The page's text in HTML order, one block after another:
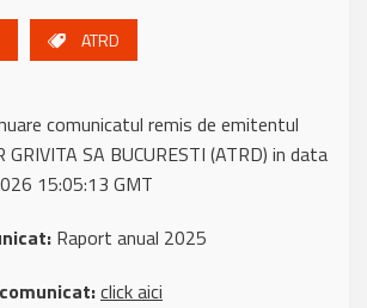
ATRD
comunicatul remis de emitentul
GRIVITA SA BUCURESTI (ATRD) in data
15:05:13 GMT
Raport anual 2025
click aici